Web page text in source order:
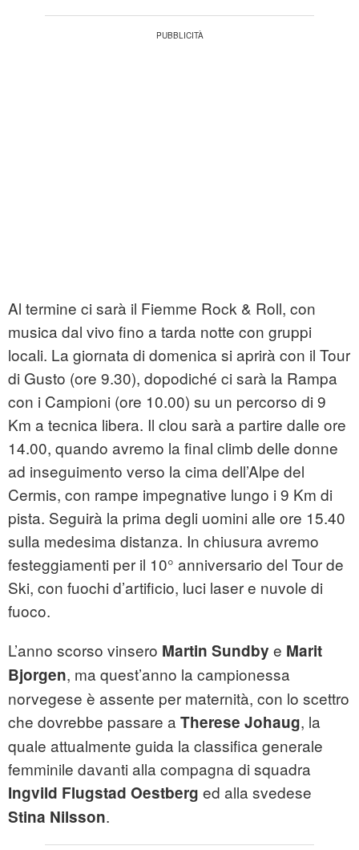
Al termine ci sarà il Fiemme Rock & Roll, con
musica dal vivo fino a tarda notte con gruppi
locali. La giornata di domenica si aprirà con il Tour
di Gusto (ore 9.30), dopodiché ci sarà la Rampa
con i Campioni (ore 10.00) su un percorso di 9
Km a tecnica libera. Il clou sarà a partire dalle ore
14.00, quando avremo la final climb delle donne
ad inseguimento verso la cima dell’Alpe del
Cermis, con rampe impegnative lungo i 9 Km di
pista. Seguirà la prima degli uomini alle ore 15.40
sulla medesima distanza. In chiusura avremo
festeggiamenti per il 10° anniversario del Tour de
Ski, con fuochi d’artificio, luci laser e nuvole di
fuoco.
L’anno scorso vinsero Martin Sundby e Marit
Bjorgen, ma quest’anno la campionessa
norvegese è assente per maternità, con lo scettro
che dovrebbe passare a Therese Johaug, la
quale attualmente guida la classifica generale
femminile davanti alla compagna di squadra
Ingvild Flugstad Oestberg ed alla svedese
Stina Nilsson.